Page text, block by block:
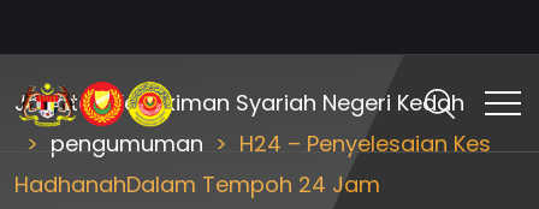
Jabatan Kehakiman Syariah Negeri Kedah
pengumuman
H24 – Penyelesaian Kes
HadhanahDalam Tempoh 24 Jam